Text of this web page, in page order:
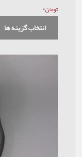
تومان۰
انتخاب گزینه ها